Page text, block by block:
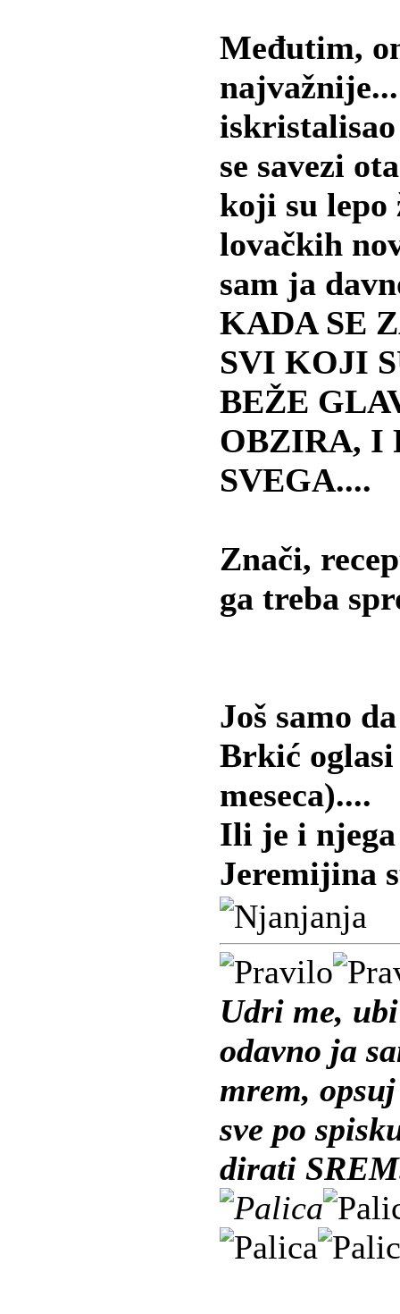
Međutim,
se savezi
koji su lepo
lovačkih
sam ja
KADA SE
SVI KOJI
BEŽE
OBZIRA, I
SVEGA....
Znači,
ga treba
Još samo
Brkić oglasi
meseca)....
Ili je i njega
Jeremijina
Udri me,
odavno ja
mrem,
sve po
dirati